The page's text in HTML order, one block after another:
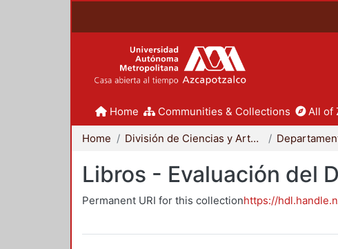
Home Communities & Collections All of
Home División de Ciencias y Artes para el Diseño
Libros - Evaluación del
Permanent URI for this collectionhttps://